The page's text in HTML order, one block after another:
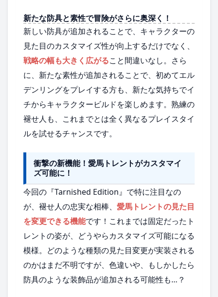
新たな防具と素性で冒険がさらに奥深く！
新しい防具が追加されることで、キャラクターの
見た目のカスタマイズ性が向上するだけでなく、
戦略の幅も大きく広がること間違いなし。さら
に、新たな素性が追加されることで、初めてエル
デンリングをプレイする方も、新たな気持ちでイ
チからキャラクタービルドを楽しめます。熟練の
褪せ人も、これまでとは全く異なるプレイスタイ
ルを試せるチャンスです。
衝撃の新機能！愛馬トレントがカスタマイ
ズ可能に！
今回の『Tarnished Edition』で特に注目なの
が、褪せ人の忠実な相棒、 愛馬トレントの見た目
を変更できる機能です！これまでは固定だったト
レントの姿が、どうやらカスタマイズ可能になる
模様。どのような種類の見た目変更が実装される
のかはまだ不明ですが、色違いや、もしかしたら
防具のような装飾品が追加される可能性も…？